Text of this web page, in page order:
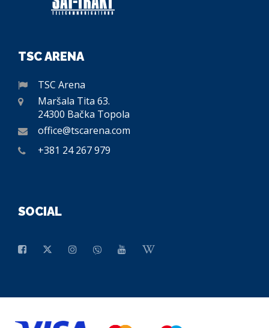
TSC ARENA
TSC Arena
Maršala Tita 63.
24300 Bačka Topola
office@tscarena.com
+381 24 267 979
SOCIAL